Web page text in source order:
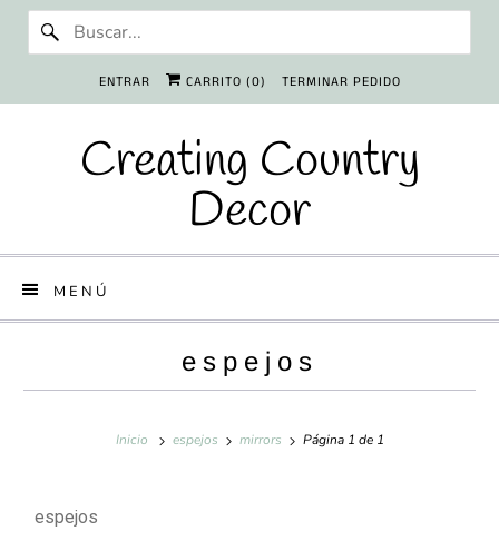
ENTRAR CARRITO (0) TERMINAR PEDIDO
Creating Country
Decor
MENÚ
espejos
Inicio espejos mirrors Página 1 de 1
espejos